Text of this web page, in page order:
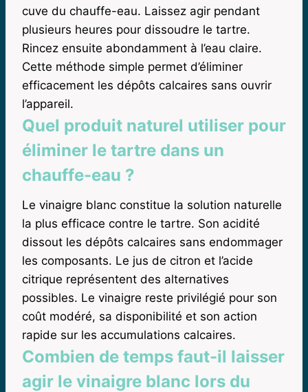
cuve du chauffe-eau. Laissez agir pendant
plusieurs heures pour dissoudre le tartre.
Rincez ensuite abondamment à l’eau claire.
Cette méthode simple permet d’éliminer
efficacement les dépôts calcaires sans ouvrir
l’appareil.
Quel produit naturel utiliser pour
éliminer le tartre dans un
chauffe-eau ?
Le vinaigre blanc constitue la solution naturelle
la plus efficace contre le tartre. Son acidité
dissout les dépôts calcaires sans endommager
les composants. Le jus de citron et l’acide
citrique représentent des alternatives
possibles. Le vinaigre reste privilégié pour son
coût modéré, sa disponibilité et son action
rapide sur les accumulations calcaires.
Combien de temps faut-il laisser
agir le vinaigre blanc lors du